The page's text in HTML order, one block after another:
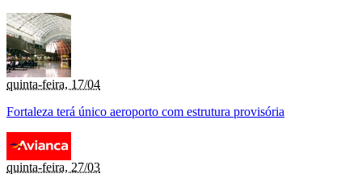
quinta-feira, 17/04
Fortaleza terá único aeroporto com estrutura provisória
quinta-feira, 27/03